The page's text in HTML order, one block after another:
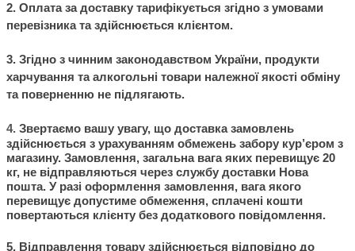
2. Оплата за доставку тарифікується згідно з умовами
перевізника та здійснюється клієнтом.
3. Згідно з чинним законодавством України, продукти
харчування та алкогольні товари належної якості обміну
та поверненню не підлягають.
4. Звертаємо вашу увагу, що доставка замовлень
здійснюється з урахуванням обмежень забору кур’єром з
магазину. Замовлення, загальна вага яких перевищує 20
кг, не відправляються через службу доставки Нова
пошта. У разі оформлення замовлення, вага якого
перевищує допустиме обмеження, сплачені кошти
повертаються клієнту без додаткового повідомлення.
5. Відправлення товару здійснюється відповідно до